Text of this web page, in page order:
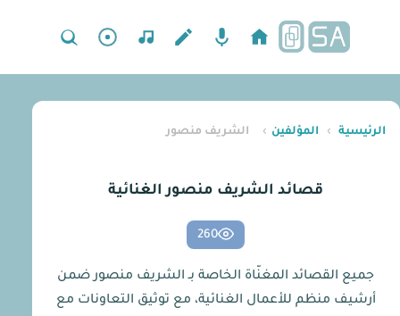
الرئيسية › المؤلفين › الشريف منصور
قصائد الشريف منصور الغنائية
260
جميع القصائد المغنّاة الخاصة بـ الشريف منصور ضمن
أرشيف منظم للأعمال الغنائية، مع توثيق التعاونات مع